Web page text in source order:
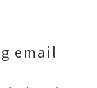
email